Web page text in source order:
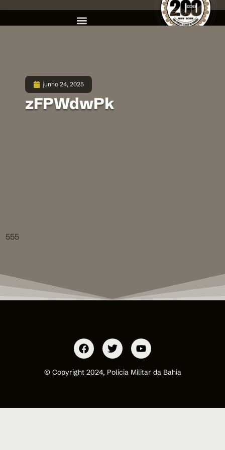
junho 24, 2025
zFPWdwPk
555
© Copyright 2024, Polícia Militar da Bahia